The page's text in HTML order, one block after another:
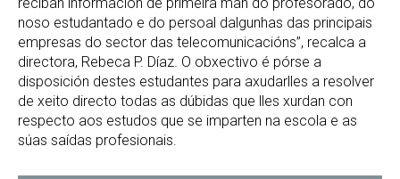
reciban información de primeira man do profesorado, do
noso estudantado e do persoal dalgunhas das principais
empresas do sector das telecomunicacións”, recalca a
directora, Rebeca P. Díaz. O obxectivo é pórse a
disposición destes estudantes para axudarlles a resolver
de xeito directo todas as dúbidas que lles xurdan con
respecto aos estudos que se imparten na escola e as
súas saídas profesionais.